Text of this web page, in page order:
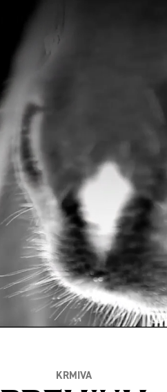
KRMIVA